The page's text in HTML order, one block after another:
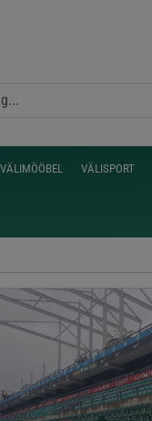
VÄLIMÖÖBEL VÄLISPORT